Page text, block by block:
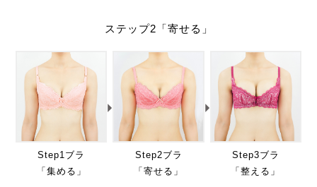
ステップ2「寄せる」
Step1ブラ
「集める」
Step2ブラ
「寄せる」
Step3ブラ
「整える」